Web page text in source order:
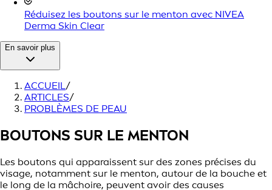
Réduisez les boutons sur le menton avec NIVEA
Derma Skin Clear
En savoir plus
ACCUEIL/
ARTICLES/
PROBLÈMES DE PEAU
BOUTONS SUR LE MENTON
Les boutons qui apparaissent sur des zones précises du
visage, notamment sur le menton, autour de la bouche et
le long de la mâchoire, peuvent avoir des causes